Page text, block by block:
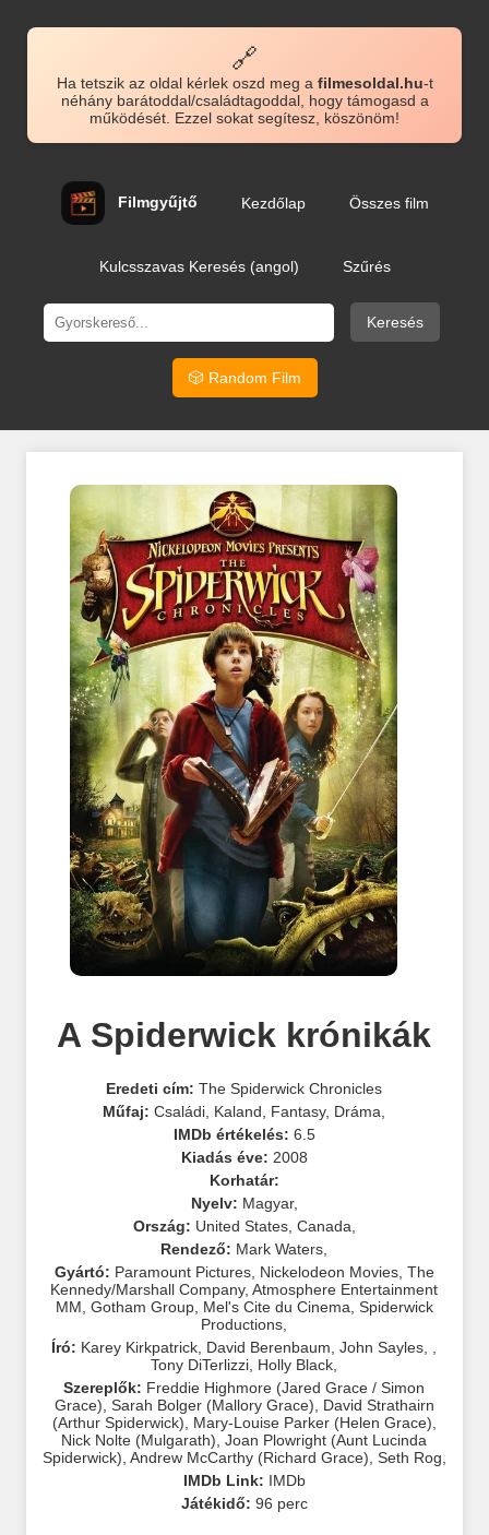
🔗
Ha tetszik az oldal kérlek oszd meg a filmesoldal.hu-t
néhány barátoddal/családtagoddal, hogy támogasd a
működését. Ezzel sokat segítesz, köszönöm!
Filmgyűjtő Kezdőlap Összes film
Kulcsszavas Keresés (angol) Szűrés
Keresés
🎲 Random Film
A Spiderwick krónikák
Eredeti cím: The Spiderwick Chronicles
Műfaj: Családi Kaland Fantasy, Dráma
IMDb értékelés: 6.5
Kiadás éve: 2008
Korhatár:
Nyelv: Magyar,
Ország: United States, Canada
Rendező: Mark Waters
Gyártó: Paramount Pictures, Nickelodeon Movies, The
Kennedy/Marshall Company,Atmosphere Entertainment
MM Gotham Group, Mel's Cite du Cinema Spiderwick
Productions
Író: Karey Kirkpatrick David Berenbaum ,John Sayles
Tony DiTerlizzi Holly Black
Szereplők: Freddie Highmore (Jared Grace / Simon
Grace) Sarah Bolger (Mallory Grace)
David Strathairn
(Arthur Spiderwick)
Mary-Louise Parker (Helen Grace)
Nick Nolte (Mulgarath) ,Joan Plowright (Aunt Lucinda
Spiderwick) Andrew McCarthy (Richard Grace) Seth Rog
IMDb Link: IMDb
Játékidő: 96 perc